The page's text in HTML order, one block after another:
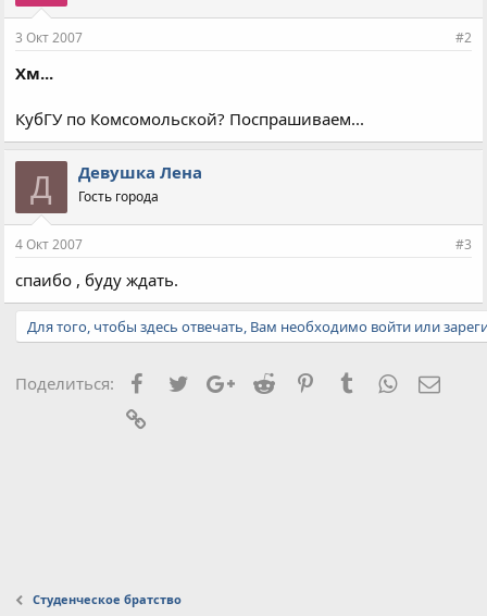
3 Окт 2007 #2
Хм...
КубГУ по Комсомольской? Поспрашиваем...
Д Девушка Лена
Гость города
4 Окт 2007 #3
спаибо , буду ждать.
Для того, чтобы здесь отвечать, Вам необходимо войти или
Поделиться: Facebook
TwitterGoogle+
Reddit PinterestTumblrWhatsApp
Студенческое братство